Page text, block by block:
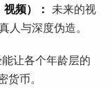
频）：
未来的视
人与深度伪造。
让各个年龄层的
货币。